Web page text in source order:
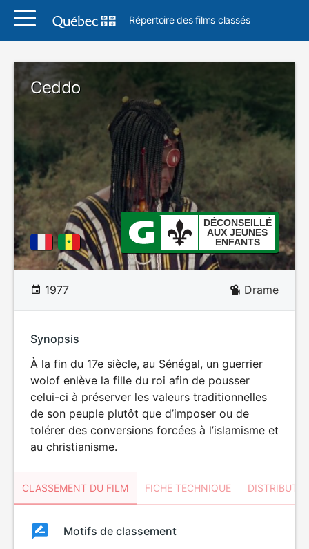
Répertoire des films classés
Ceddo
DÉCONSEILLÉ
AUX JEUNES
ENFANTS
1977 Drame
Synopsis
À la fin du 17e siècle, au Sénégal, un guerrier
wolof enlève la fille du roi afin de pousser
celui-ci à préserver les valeurs traditionnelles
de son peuple plutôt que d’imposer ou de
tolérer des conversions forcées à l’islamisme et
au christianisme.
CLASSEMENT DU FILM FICHE TECHNIQUE
ClassementClassement
Motifs de classement